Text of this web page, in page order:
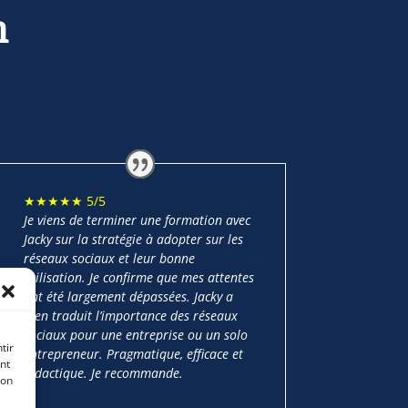
★★★★★ 5/5
Je viens de terminer une formation avec
Jacky sur la stratégie à adopter sur les
réseaux sociaux et leur bonne
utilisation. Je confirme que mes attentes
ont été largement dépassées. Jacky a
bien traduit l’importance des réseaux
sociaux pour une entreprise ou un solo
entrepreneur. Pragmatique, efficace et
didactique. Je recommande.